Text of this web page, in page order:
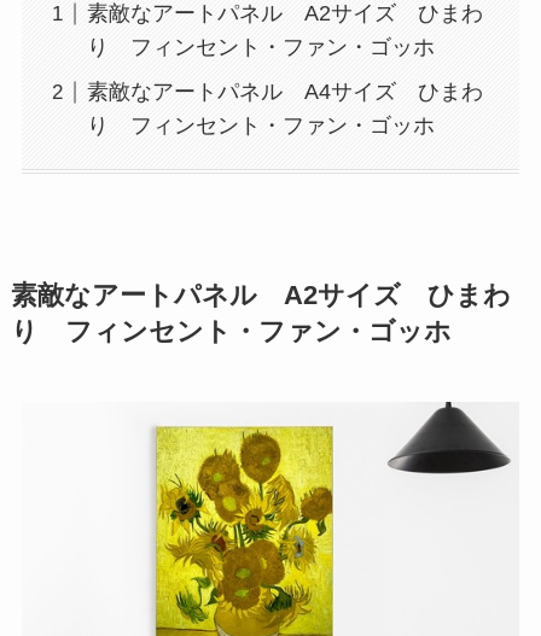
素敵なアートパネル A2サイズ ひまわ
り フィンセント・ファン・ゴッホ
素敵なアートパネル A4サイズ ひまわ
り フィンセント・ファン・ゴッホ
素敵なアートパネル A2サイズ ひまわ
り フィンセント・ファン・ゴッホ